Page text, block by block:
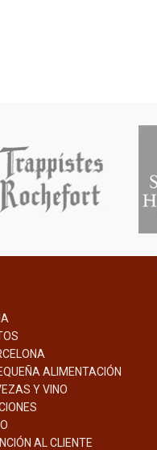
ALIMENTACIÓN
Y VINO
AL CLIENTE